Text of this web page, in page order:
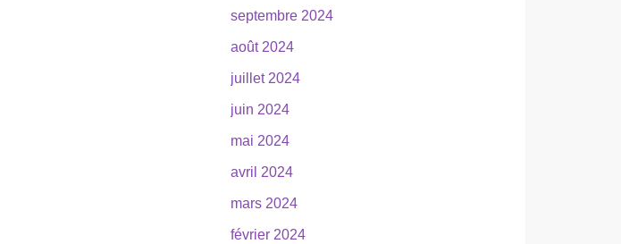
septembre 2024
août 2024
juillet 2024
juin 2024
mai 2024
avril 2024
mars 2024
février 2024